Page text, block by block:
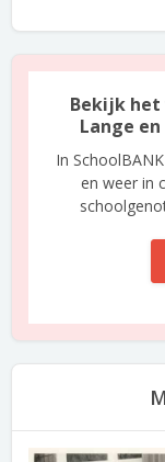
Bekijk het
Lange
In
en weer in